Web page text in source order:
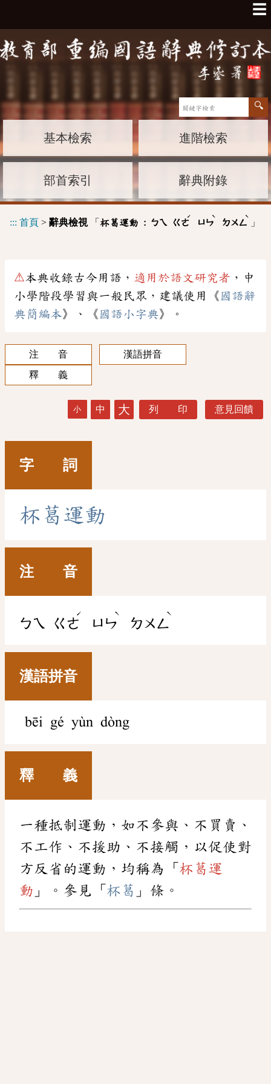
☰
基本檢索 進階檢索
部首索引 辭典附錄
::: 首頁 > 辭典檢視「 杯葛運動 : ㄅㄟ ㄍㄜ
ˊ
ㄩㄣ
ˋ
ㄉㄨㄥ
ˋ
」
⚠本典收錄古今用語， 適用於語文研究者 ，中
小學階段學習與一般民眾，建議使用《 國語辭
典簡編本》、《 國語小字典》。
注 音
漢語拼音
釋 義
小 中 大 列 印 意見回饋
字 詞
杯 葛 運動
注 音
ㄅㄟ ㄍㄜ
ˊ
ㄩㄣ
ˋ
ㄉㄨㄥ
ˋ
漢語拼音
bēi gé yùn dòng
釋 義
一種抵制運動，如不參與、不買賣、
不工作、不援助、不接觸，以促使對
方反省的運動，均稱為「 杯葛運
動 」。參見「 杯葛 」條。